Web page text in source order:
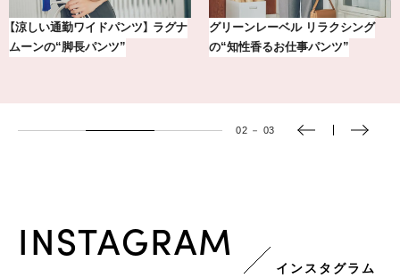
【涼しい通勤ワイドパンツ】 ラグナ
ムーンの“脚長パンツ”
グリーンレーベル リラクシング
の“知性香るお仕事パンツ”
02 － 03
INSTAGRAM
インスタグラム